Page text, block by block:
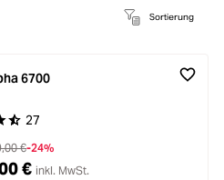
Sortierung
Bewertung von 4.8 von 5
27
6700
€-24%
€ inkl. MwSt.